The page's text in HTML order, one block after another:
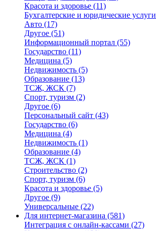
Красота и здоровье (11)
Бухгалтерские и юридические услуги
Авто (17)
Другое (51)
Информационный портал (55)
Государство (11)
Медицина (5)
Недвижимость (5)
Образование (13)
ТСЖ, ЖСК (7)
Спорт, туризм (2)
Другое (6)
Персональный сайт (43)
Государство (6)
Медицина (4)
Недвижимость (1)
Образование (4)
ТСЖ, ЖСК (1)
Строительство (2)
Спорт, туризм (6)
Красота и здоровье (5)
Другое (9)
Универсальные (22)
Для интернет-магазина (581)
Интеграция с онлайн-кассами (27)